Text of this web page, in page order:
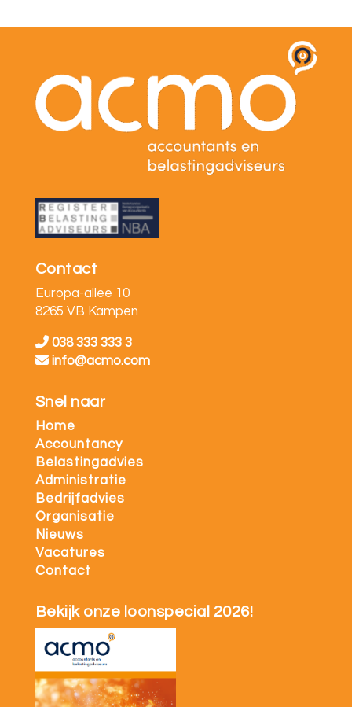
Contact
Europa-allee 10
8265 VB Kampen
038 333 333 3
info@acmo.com
Snel naar
Home
Accountancy
Belastingadvies
Administratie
Bedrijfadvies
Organisatie
Nieuws
Vacatures
Contact
Bekijk onze loonspecial 2026!